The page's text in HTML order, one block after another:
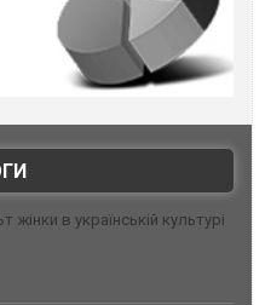
жінки в українській культурі